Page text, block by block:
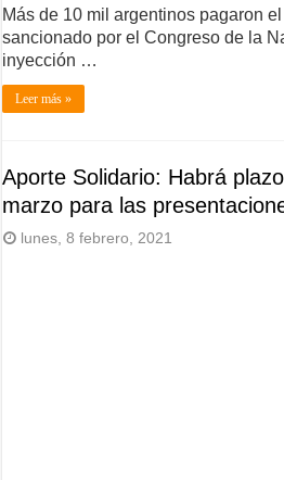
Más de 10 mil argentinos pagaron
sancionado por el Congreso de la
inyección …
Leer más »
Aporte Solidario: Habrá
marzo para las
lunes, 8 febrero, 2021